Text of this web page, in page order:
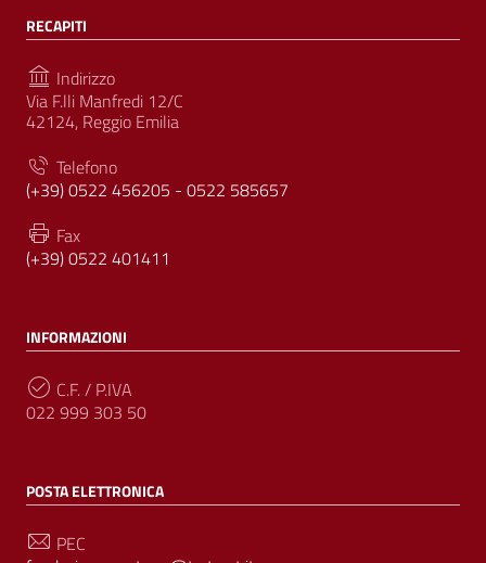
RECAPITI
Indirizzo
Via F.lli Manfredi 12/C
42124, Reggio Emilia
Telefono
(+39) 0522 456205 - 0522 585657
Fax
(+39) 0522 401411
INFORMAZIONI
C.F. / P.IVA
022 999 303 50
POSTA ELETTRONICA
PEC